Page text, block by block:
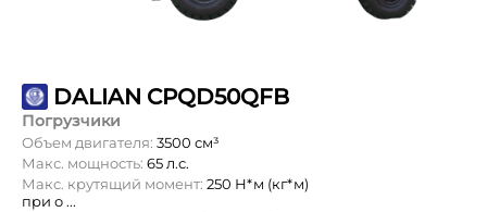
DALIAN CPQD50QFB
Погрузчики
Объем двигателя: 3500 см³
Макс. мощность: 65 л.с.
Макс. крутящий момент: 250 Н*м (кг*м)
при о ...